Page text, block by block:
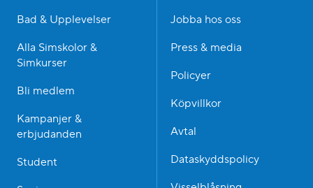
Bad & Upplevelser
Alla Simskolor &
Simkurser
Bli medlem
Kampanjer &
erbjudanden
Student
Jobba hos oss
Press & media
Policyer
Köpvillkor
Avtal
Dataskyddspolicy